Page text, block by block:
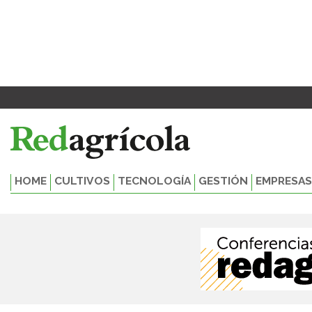
HOME CULTIVOS TECNOLOGÍA GESTIÓN EMPRESAS